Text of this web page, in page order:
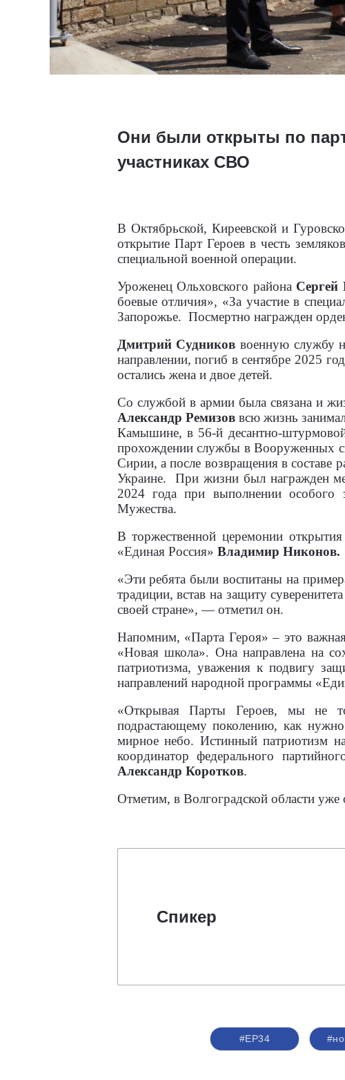
Они были открыты по
участниках СВО
В Октябрьской, Киреевской и
открытие Парт Героев в честь
специальной военной операции.
Уроженец Ольховского района
боевые отличия», «За участие в
Запорожье. Посмертно награжден
Дмитрий Судников военную службу
направлении, погиб в сентябре 2025
остались жена и двое детей.
Со службой в армии была связана и
Александр Ремизоввсю жизнь
Камышине, в 56-й десантно-
прохождении службы в Вооруженных
Сирии, а после возвращения в составе
Украине.
При жизни был награжден
2024 года при выполнении особого
Мужества.
В торжественной церемонии
«Единая Россия» Владимир Никонов.
«Эти ребята были воспитаны на
традиции, встав на защиту
своей стране», — отметил он.
Напомним, «Парта Героя» – это важная
«Новая школа». Она направлена на
патриотизма, уважения к подвигу
направлений народной программы
«Открывая Парты Героев, мы не
подрастающему поколению, как
мирное небо. Истинный патриотизм
координатор федерального
Александр Коротков.
Отметим, в Волгоградской области
Спикер
#ЕР34